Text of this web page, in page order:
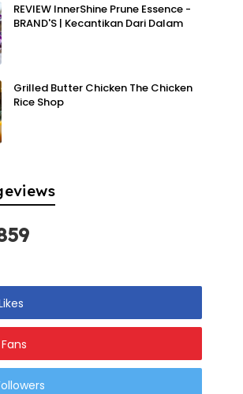
REVIEW InnerShine Prune Essence -
BRAND'S | Kecantikan Dari Dalam
Grilled Butter Chicken The Chicken
Rice Shop